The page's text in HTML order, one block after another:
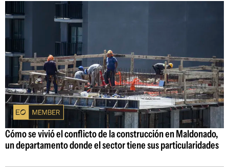
Cómo se vivió el conflicto de la construcción en Maldonado,
un departamento donde el sector tiene sus particularidades